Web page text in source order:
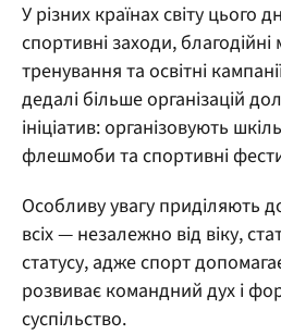
У різних країнах світу цього
спортивні заходи,
тренування та освітні
дедалі більше організацій
ініціатив: організовують
флешмоби та спортивні
Особливу увагу приділяють
всіх — незалежно від віку,
статусу, адже спорт
розвиває командний дух і
суспільство.